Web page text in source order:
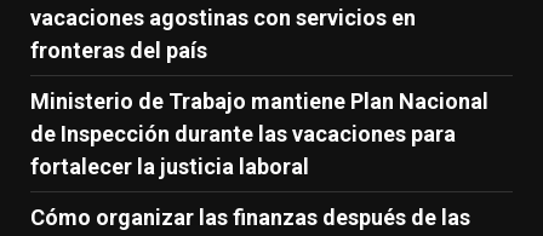
vacaciones agostinas con servicios en
fronteras del país
Ministerio de Trabajo mantiene Plan Nacional
de Inspección durante las vacaciones para
fortalecer la justicia laboral
Cómo organizar las finanzas después de las